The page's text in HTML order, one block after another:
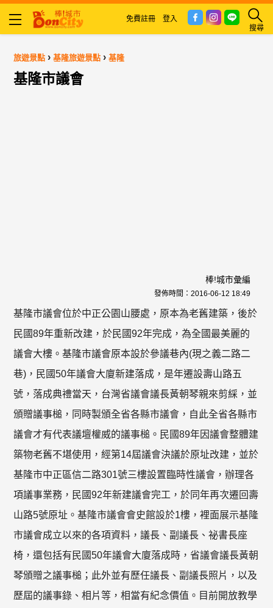
搜尋
免費註冊 登入
旅遊景點 ›基隆旅遊景點 ›基隆
基隆市議會
棒!城市彙編
發佈時間： 2016-06-12 18:49
基隆市議會位於中正公園山腰處，原本為老舊建築，後於
民國89年重新改建，於民國92年完成，為全國最美麗的
議會大樓。基隆市議會原本設於參議巷內(現之義二路二
巷)，民國50年議會大廈新建落成，是年遷設壽山路五
號，落成典禮當天，台灣省議會議長黃朝琴親來剪綵，並
頒贈議事槌，同時製頒全省各縣市議會，自此全省各縣市
議會才有代表議壇權威的議事槌。民國89年因議會整體建
築物老舊不堪使用，經第14屆議會決議於原址改建，並於
基隆市中正區信二路301號三樓設置臨時性議會，辦理各
項議事業務，民國92年新建議會完工，於同年再次遷回壽
山路5號原址。基隆市議會會史館設於1樓，裡面展示基隆
市議會成立以來的各項資料，議長、副議長、祕書長座
椅，還包括有民國50年議會大廈落成時，省議會議長黃朝
琴頒贈之議事槌；此外並有歷任議長、副議長照片，以及
歷屆的議事錄、相片等，相當有紀念價值。目前開放教學